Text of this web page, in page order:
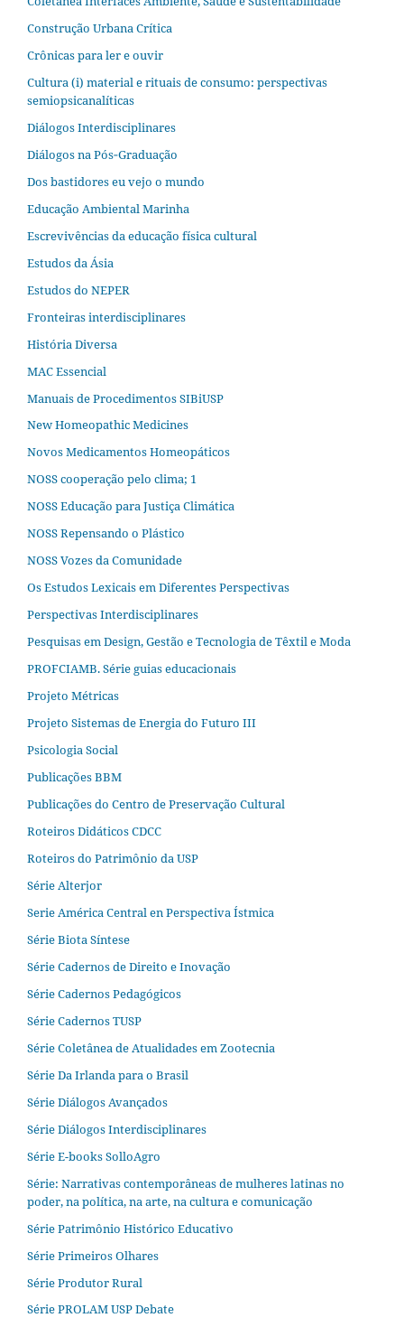
Construção Urbana Crítica
Crônicas para ler e ouvir
Cultura (i) material e rituais de consumo: perspectivas
semiopsicanalíticas
Diálogos Interdisciplinares
Diálogos na Pós‐Graduação
Dos bastidores eu vejo o mundo
Educação Ambiental Marinha
Escrevivências da educação física cultural
Estudos da Ásia​
Estudos do NEPER
Fronteiras interdisciplinares
História Diversa
MAC Essencial
Manuais de Procedimentos SIBiUSP
New Homeopathic Medicines
Novos Medicamentos Homeopáticos
NOSS cooperação pelo clima; 1
NOSS Educação para Justiça Climática
NOSS Repensando o Plástico
NOSS Vozes da Comunidade
Os Estudos Lexicais em Diferentes Perspectivas
Perspectivas Interdisciplinares
Pesquisas em Design, Gestão e Tecnologia de Têxtil e Moda
PROFCIAMB. Série guias educacionais
Projeto Métricas
Projeto Sistemas de Energia do Futuro III
Psicologia Social
Publicações BBM
Publicações do Centro de Preservação Cultural
Roteiros Didáticos CDCC
Roteiros do Patrimônio da USP
Série Alterjor
Serie América Central en Perspectiva Ístmica
Série Biota Síntese
Série Cadernos de Direito e Inovação
Série Cadernos Pedagógicos
Série Cadernos TUSP
Série Coletânea de Atualidades em Zootecnia
Série Da Irlanda para o Brasil
Série Diálogos Avançados
Série Diálogos Interdisciplinares
Série E-books SolloAgro
Série: Narrativas contemporâneas de mulheres latinas no
poder, na política, na arte, na cultura e comunicação
Série Patrimônio Histórico Educativo
Série Primeiros Olhares
Série Produtor Rural
Série PROLAM USP Debate